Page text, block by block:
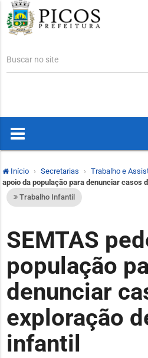
Buscar no site
Início Secretarias Trabalho e
apoio da população para denunciar casos
Trabalho Infantil
SEMTAS
população
denunciar
exploração
infantil